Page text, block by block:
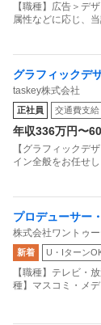
【職種】広告＞デ
属性などに応じ、
グラフィックデ
taskey株式会社
正社員 交通費支給
年収336万円〜
【グラフィックデ
イン全般をお任せ
プロデューサー
人気IP×没入型体
リアルな空間で
株式会社ワントゥ
新着 U・Iターン
【職種】テレビ・
種】マスコミ・メデ